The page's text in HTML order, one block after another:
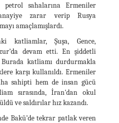
petrol sahalarına Ermeniler
zarar verip Rusya
amaçlamışlardı.
katliamlar, Şuşa, Gence,
devam etti. En şiddetli
Burada katliamı durdurmakla
karşı kullanıldı. Ermeniler
sahipti hem de insan gücü
sırasında, İran'dan okul
ve saldırılar hız kazandı.
Bakü’de tekrar patlak veren